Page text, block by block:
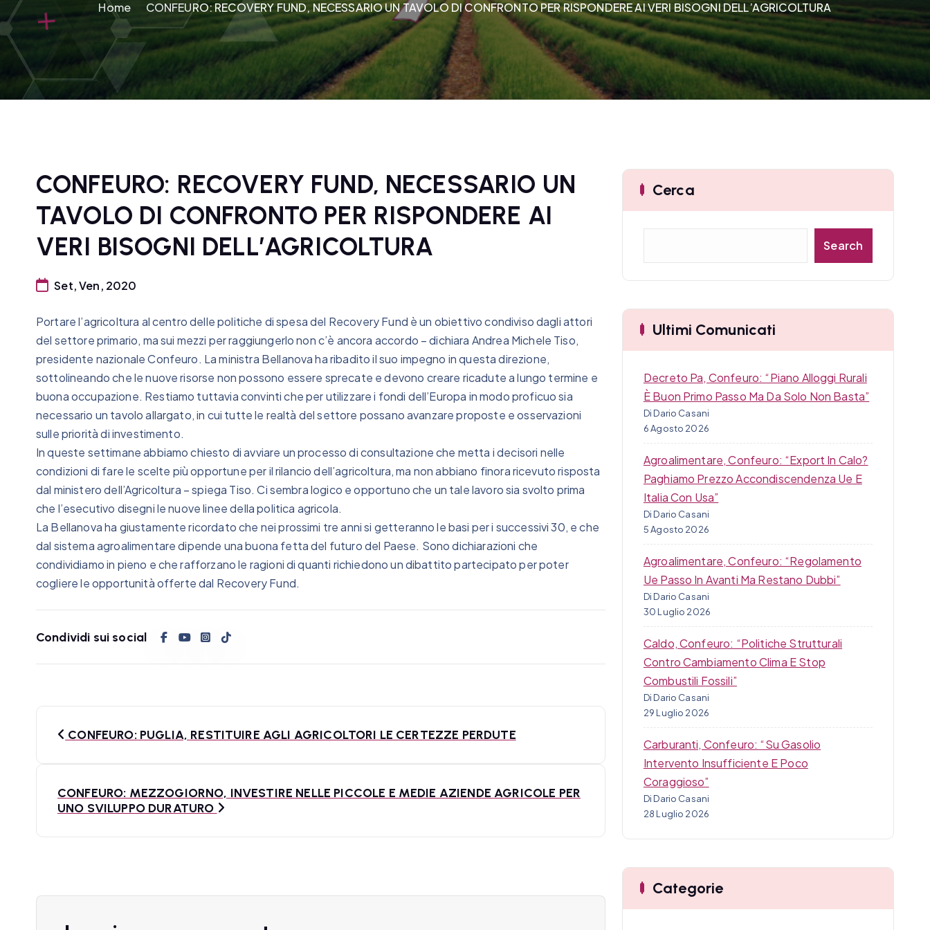
Home CONFEURO: RECOVERY FUND, NECESSARIO UN TAVOLO DI CONFRONTO PER RISPONDERE AI VERI BISOGNI DELL’AGRICOLTURA
CONFEURO: RECOVERY FUND, NECESSARIO UN
TAVOLO DI CONFRONTO PER RISPONDERE AI
VERI BISOGNI DELL’AGRICOLTURA
Set, Ven, 2020
Portare l’agricoltura al centro delle politiche di spesa del Recovery Fund è un obiettivo condiviso dagli attori
del settore primario, ma sui mezzi per raggiungerlo non c’è ancora accordo – dichiara Andrea Michele Tiso,
presidente nazionale Confeuro. La ministra Bellanova ha ribadito il suo impegno in questa direzione,
sottolineando che le nuove risorse non possono essere sprecate e devono creare ricadute a lungo termine e
buona occupazione. Restiamo tuttavia convinti che per utilizzare i fondi dell’Europa in modo proficuo sia
necessario un tavolo allargato, in cui tutte le realtà del settore possano avanzare proposte e osservazioni
sulle priorità di investimento.
In queste settimane abbiamo chiesto di avviare un processo di consultazione che metta i decisori nelle
condizioni di fare le scelte più opportune per il rilancio dell’agricoltura, ma non abbiano finora ricevuto risposta
dal ministero dell’Agricoltura – spiega Tiso. Ci sembra logico e opportuno che un tale lavoro sia svolto prima
che l’esecutivo disegni le nuove linee della politica agricola.
La Bellanova ha giustamente ricordato che nei prossimi tre anni si getteranno le basi per i successivi 30, e che
dal sistema agroalimentare dipende una buona fetta del futuro del Paese. Sono dichiarazioni che
condividiamo in pieno e che rafforzano le ragioni di quanti richiedono un dibattito partecipato per poter
cogliere le opportunità offerte dal Recovery Fund.
Condividi sui social
z
CONFEURO: PUGLIA, RESTITUIRE AGLI AGRICOLTORI LE CERTEZZE PERDUTE
CONFEURO: MEZZOGIORNO, INVESTIRE NELLE PICCOLE E MEDIE AZIENDE AGRICOLE PER
UNO SVILUPPO DURATURO
Cerca
a
Search
Ultimi Comunicati
Decreto Pa, Confeuro: “Piano Alloggi Rurali
È Buon Primo Passo Ma Da Solo Non Basta”
Di Dario Casani
6 Agosto 2026
Agroalimentare, Confeuro: “Export In Calo?
Paghiamo Prezzo Accondiscendenza Ue E
Italia Con Usa”
Di Dario Casani
5 Agosto 2026
Agroalimentare, Confeuro: “Regolamento
Ue Passo In Avanti Ma Restano Dubbi”
Di Dario Casani
30 Luglio 2026
Caldo, Confeuro: “Politiche Strutturali
Contro Cambiamento Clima E Stop
Combustili Fossili”
Di Dario Casani
29 Luglio 2026
Carburanti, Confeuro: “Su Gasolio
Intervento Insufficiente E Poco
Coraggioso”
Di Dario Casani
28 Luglio 2026
Categorie